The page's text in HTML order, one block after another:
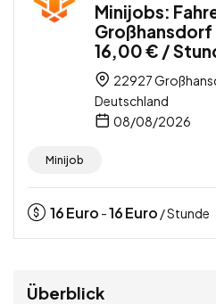
Minijobs:
16,00 € /
22927
Deutschland
08/08/2026
Minijob
16Euro -16Euro / Stunde
Überblick